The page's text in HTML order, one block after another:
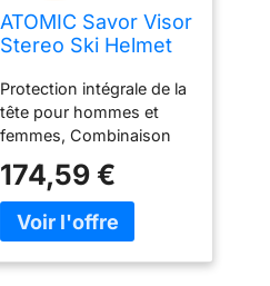
ATOMIC Savor Visor
Stereo Ski Helmet
White, 55/59 cm
Protection intégrale de la
tête pour hommes et
femmes, Combinaison
lunettes de ski pour un
ski sans complication et
détendu, Ajustement
174,59 €